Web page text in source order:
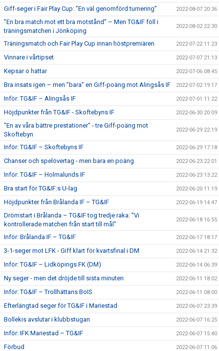
Giff-seger i Fair Play Cup: ”En väl genomförd turnering” 2022-08-07 20:36
”En bra match mot ett bra motstånd” – Men TG&IF föll i
träningsmatchen i Jönköping
2022-08-02 22:30
Träningsmatch och Fair Play Cup innan höstpremiären 2022-07-22 11:23
Vinnare i vårtipset 2022-07-07 21:13
Kepsar o hattar 2022-07-06 08:45
Bra insats igen – men ”bara” en Giff-poäng mot Alingsås IF 2022-07-02 19:17
Inför: TG&IF – Alingsås IF 2022-07-01 11:22
Höjdpunkter från TG&IF - Skoftebyns IF 2022-06-30 20:09
"En av våra bättre prestationer" - tre Giff-poäng mot
Skoftebyn
2022-06-29 22:19
Inför: TG&IF – Skoftebyns IF 2022-06-29 17:18
Chanser och spelövertag - men bara en poäng 2022-06-23 22:01
Inför: TG&IF – Holmalunds IF 2022-06-23 13:22
Bra start för TG&IF:s U-lag 2022-06-20 11:19
Höjdpunkter från Brålanda IF – TG&IF 2022-06-19 14:47
Drömstart i Brålanda – TG&IF tog tredje raka: ”Vi
kontrollerade matchen från start till mål”
2022-06-18 16:55
Inför: Brålanda IF – TG&IF 2022-06-17 18:17
3-1-seger mot LFK - Giff klart för kvartsfinal i DM 2022-06-14 21:32
Inför: TG&IF – Lidköpings FK (DM) 2022-06-14 06:39
Ny seger - men det dröjde till sista minuten 2022-06-11 18:02
Inför: TG&IF – Trollhättans BoIS 2022-06-11 08:00
Efterlängtad seger för TG&IF i Mariestad 2022-06-07 23:39
Bollekis avslutar i klubbstugan 2022-06-07 16:25
Inför: IFK Mariestad – TG&IF 2022-06-07 15:40
Förbud 2022-06-07 11:06